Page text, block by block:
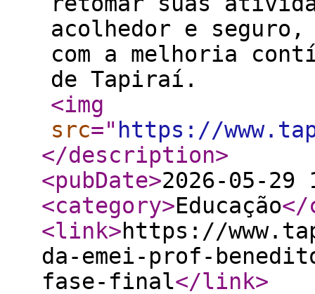
acolhedor e seguro,
com a melhoria
de Tapiraí.
<img
src=" https://
</description>
<pubDate>2026-05-29
<category>Educação</
<link>https://
da-emei-prof-
fase-final</link>